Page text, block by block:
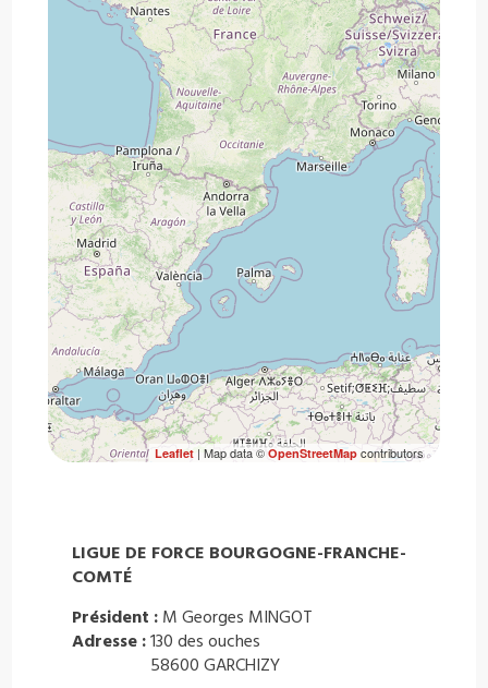
Leaflet| Map data ©OpenStreetMapcontributors
LIGUE DE FORCE BOURGOGNE-FRANCHE-
COMTÉ
Président : M Georges MINGOT
Adresse :130 des ouches
58600 GARCHIZY